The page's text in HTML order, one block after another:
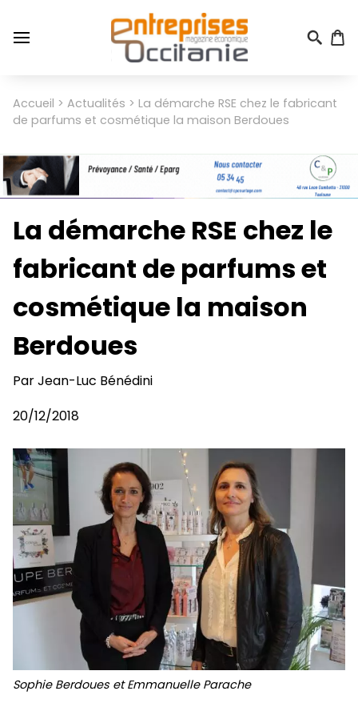
au
contenu
Menu
du
de
l'utilisateur
Fil
d'Ariane
Accueil Actualités
La démarche RSE chez le fabricant
de parfums et cosmétique la maison Berdoues
La démarche RSE chez le
fabricant de parfums et
cosmétique la maison
Berdoues
ParJean-Luc Bénédini
20/12/2018
Sophie Berdoues et Emmanuelle Parache